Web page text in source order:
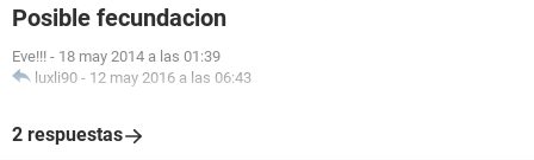
Posible fecundacion
Eve!!! - 18 may 2014 a las 01:39
luxli90 - 12 may 2016 a las 06:43
2 respuestas